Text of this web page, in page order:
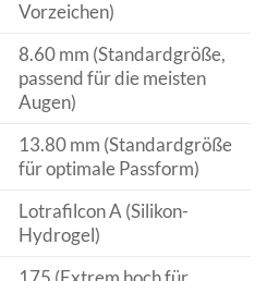
Vorzeichen)
8.60 mm (Standardgröße,
passend für die meisten
Augen)
13.80 mm (Standardgröße
für optimale Passform)
Lotrafilcon A (Silikon-
Hydrogel)